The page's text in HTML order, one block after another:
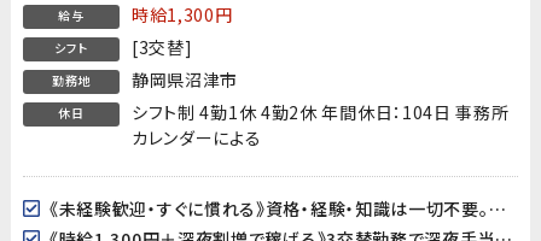
給与 時給1,300円
シフト [3交替]
勤務地 静岡県沼津市
休日
シフト制 4勤1休 4勤2休 年間休日：104日 事務所
カレンダーによる
《未経験歓迎・すぐに慣れる》資格・経験・知識は一切不要。作業習得期間は約2週間で、ライン作業に慣れていない方もスムーズにスタートできます。